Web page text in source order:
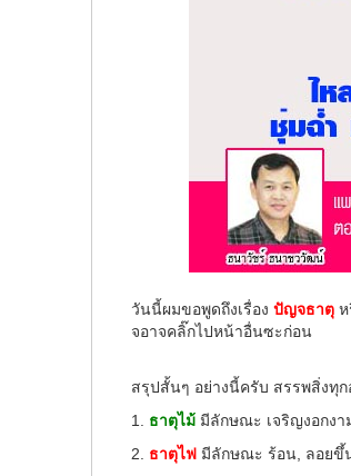
วันนี้ผมขอพูดถึงเรื่องปัญจธาตุ ห
จอาจคลิ๊กไปหน้าอื่นซะก่อน
สรุปสั้นๆ อย่างนี้ครับ สรรพสิ่งทุ
1. ธาตุไม้ มีลักษณะ เจริญงอกงา
2. ธาตุไฟ มีลักษณะ ร้อน, ลอยขึ้